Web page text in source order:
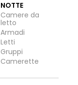
NOTTE
Camere da
letto
Armadi
Letti
Gruppi
Camerette